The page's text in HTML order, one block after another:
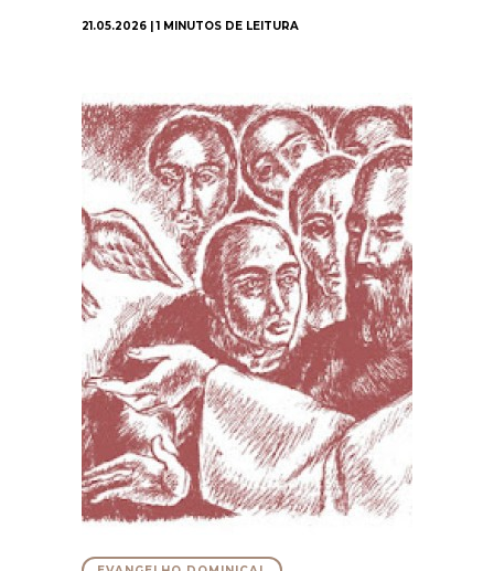
21.05.2026 | 1 MINUTOS DE LEITURA